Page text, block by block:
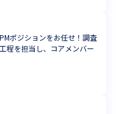
ポジションをお任せ！調査
程を担当し、コアメンバー